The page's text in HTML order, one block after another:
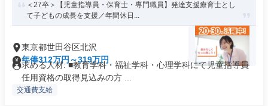
＜27卒＞【児童指導員・保育士・専門職員】発達支援療育士とし
て子どもの成長を支援／年間休日...
東京都世田谷区北沢
年俸312万円～319万円
求める人材: ■教育学科・福祉学科・心理学科にて児童指導員
任用資格の取得見込みの方 ...
交通費支給